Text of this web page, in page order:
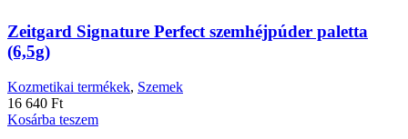
Zeitgard Signature Perfect szemhéjpúder paletta
(6,5g)
Kozmetikai termékek, Szemek
16 640 Ft
Kosárba teszem